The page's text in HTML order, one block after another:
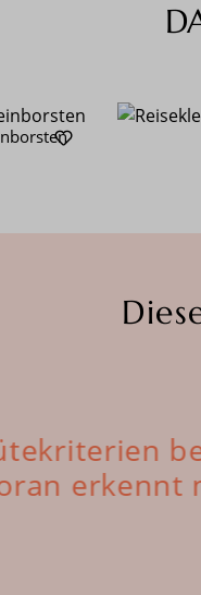
erkennt